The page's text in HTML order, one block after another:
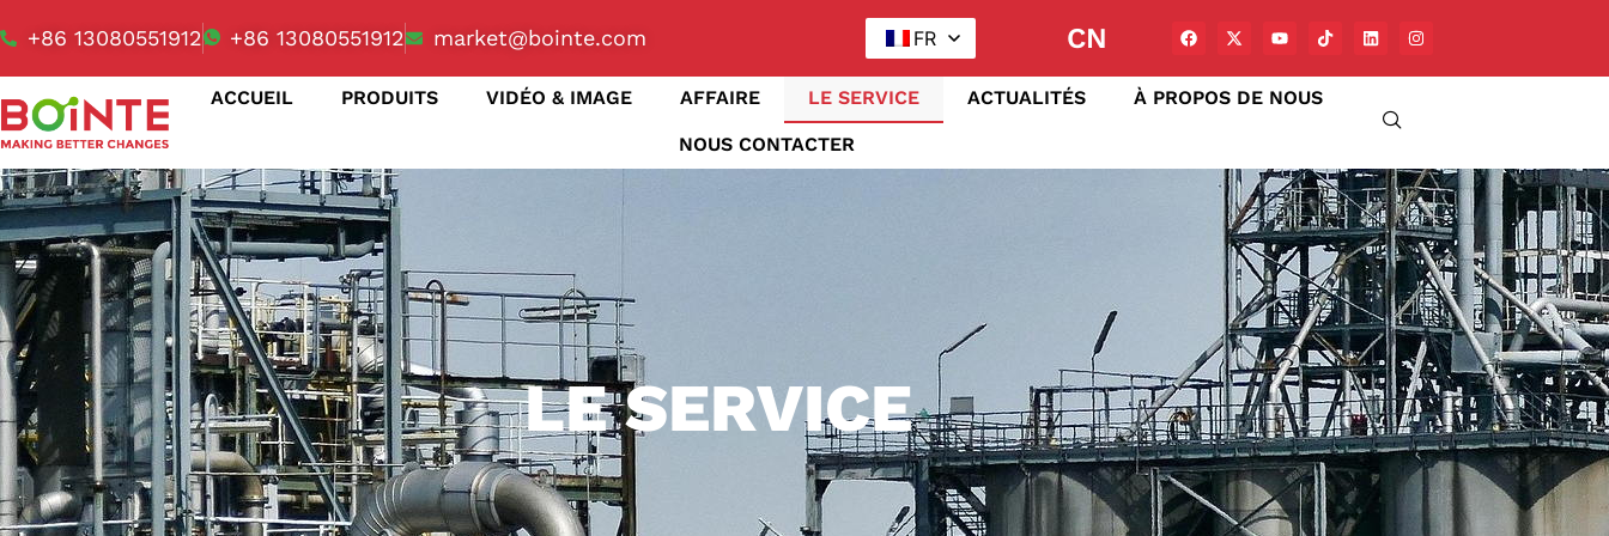
+86 13080551912 +86 13080551912 market@bointe.com FR CN
ACCUEIL PRODUITS VIDÉO & IMAGE AFFAIRE LE SERVICE ACTUALITÉS À PROPOS DE NOUS
NOUS CONTACTER
LE SERVICE